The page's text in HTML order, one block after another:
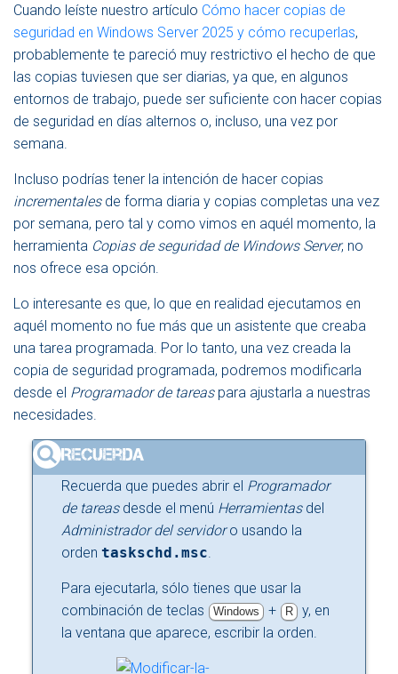
V
A
Cuando leíste nuestro artículo Cómo hacer copias de
seguridad en Windows Server 2025 y cómo recuperlas,
probablemente te pareció muy restrictivo el hecho de que
las copias tuviesen que ser diarias, ya que, en algunos
entornos de trabajo, puede ser suficiente con hacer copias
de seguridad en días alternos o, incluso, una vez por
semana.
Incluso podrías tener la intención de hacer copias
incrementalesde forma diaria y copias completas una vez
por semana, pero tal y como vimos en aquél momento, la
herramienta Copias de seguridad de Windows Server, no
nos ofrece esa opción.
Lo interesante es que, lo que en realidad ejecutamos en
aquél momento no fue más que un asistente que creaba
una tarea programada. Por lo tanto, una vez creada la
copia de seguridad programada, podremos modificarla
desde el Programador de tareaspara ajustarla a nuestras
necesidades.
Recuerda que puedes abrir el Programador
de tareasdesde el menú Herramientasdel
Administrador del servidoro usando la
orden taskschd.msc.
Para ejecutarla, sólo tienes que usar la
combinación de teclas
Windows + R
y, en
la ventana que aparece, escribir la orden.